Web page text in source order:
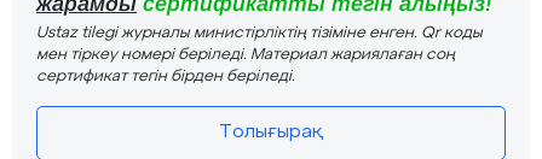
Ustaz tilegi журналы министірліктің тізіміне енген. Qr коды
мен тіркеу номері беріледі. Материал жариялаған соң
сертификат тегін бірден беріледі.
Толығырақ